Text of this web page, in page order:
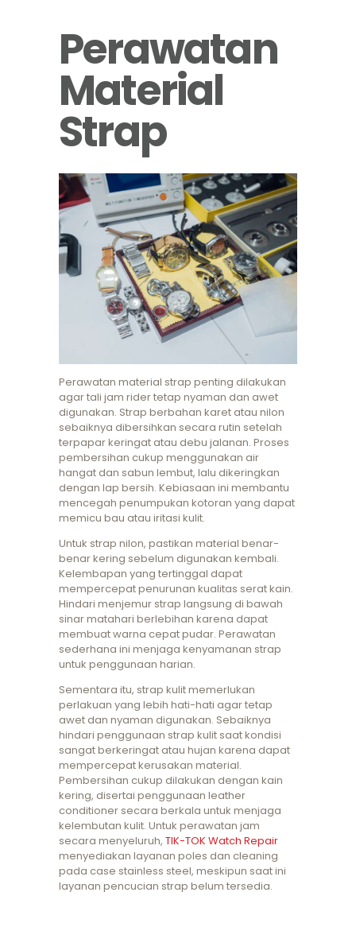
Perawatan
Material
Strap
Perawatan material strap penting dilakukan
agar tali jam rider tetap nyaman dan awet
digunakan. Strap berbahan karet atau nilon
sebaiknya dibersihkan secara rutin setelah
terpapar keringat atau debu jalanan. Proses
pembersihan cukup menggunakan air
hangat dan sabun lembut, lalu dikeringkan
dengan lap bersih. Kebiasaan ini membantu
mencegah penumpukan kotoran yang dapat
memicu bau atau iritasi kulit.
Untuk strap nilon, pastikan material benar-
benar kering sebelum digunakan kembali.
Kelembapan yang tertinggal dapat
mempercepat penurunan kualitas serat kain.
Hindari menjemur strap langsung di bawah
sinar matahari berlebihan karena dapat
membuat warna cepat pudar. Perawatan
sederhana ini menjaga kenyamanan strap
untuk penggunaan harian.
Sementara itu, strap kulit memerlukan
perlakuan yang lebih hati-hati agar tetap
awet dan nyaman digunakan. Sebaiknya
hindari penggunaan strap kulit saat kondisi
sangat berkeringat atau hujan karena dapat
mempercepat kerusakan material.
Pembersihan cukup dilakukan dengan kain
kering, disertai penggunaan leather
conditioner secara berkala untuk menjaga
kelembutan kulit. Untuk perawatan jam
secara menyeluruh, TIK-TOK Watch Repair
menyediakan layanan poles dan cleaning
pada case stainless steel, meskipun saat ini
layanan pencucian strap belum tersedia.